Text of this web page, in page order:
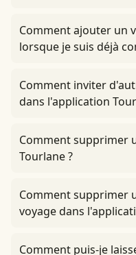
Comment ajouter un
lorsque je suis déjà
Comment inviter
dans l'application
Comment supprimer
Tourlane ?
Comment supprimer
voyage dans
Comment puis-je